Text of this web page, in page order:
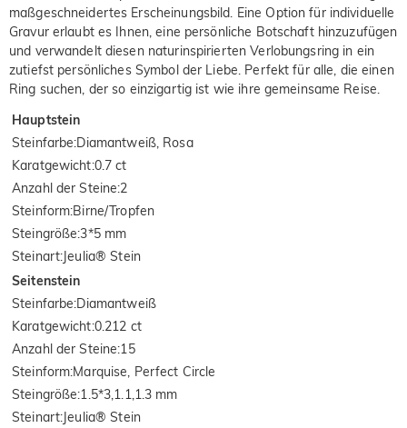
maßgeschneidertes Erscheinungsbild. Eine Option für individuelle
Gravur erlaubt es Ihnen, eine persönliche Botschaft hinzuzufügen
und verwandelt diesen naturinspirierten Verlobungsring in ein
zutiefst persönliches Symbol der Liebe. Perfekt für alle, die einen
Ring suchen, der so einzigartig ist wie ihre gemeinsame Reise.
Hauptstein
Steinfarbe:Diamantweiß, Rosa
Karatgewicht:0.7 ct
Anzahl der Steine:2
Steinform:Birne/Tropfen
Steingröße:3*5 mm
Steinart:Jeulia® Stein
Seitenstein
Steinfarbe:Diamantweiß
Karatgewicht:0.212 ct
Anzahl der Steine:15
Steinform:Marquise, Perfect Circle
Steingröße:1.5*3,1.1,1.3 mm
Steinart:Jeulia® Stein